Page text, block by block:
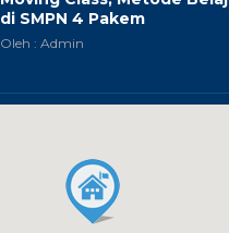
di SMPN 4 Pakem
Oleh : Admin